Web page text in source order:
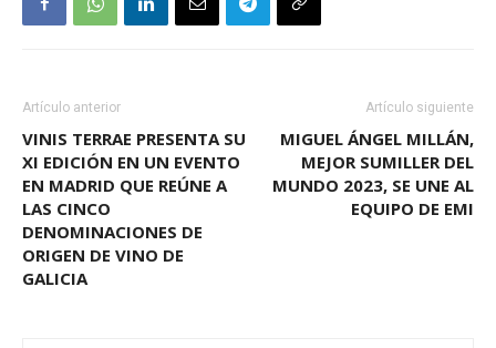
Artículo anterior
VINIS TERRAE PRESENTA SU
XI EDICIÓN EN UN EVENTO
EN MADRID QUE REÚNE A
LAS CINCO
DENOMINACIONES DE
ORIGEN DE VINO DE
GALICIA
Artículo siguiente
MIGUEL ÁNGEL MILLÁN,
MEJOR SUMILLER DEL
MUNDO 2023, SE UNE AL
EQUIPO DE EMI